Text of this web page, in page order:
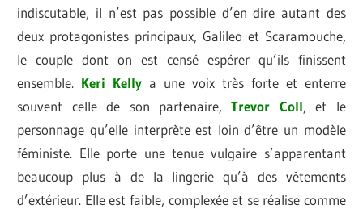
indiscutable, il n’est pas possible d’en dire autant des
deux protagonistes principaux, Galileo et Scaramouche,
le couple dont on est censé espérer qu’ils finissent
ensemble. Keri Kelly a une voix très forte et enterre
souvent celle de son partenaire,Trevor Coll, et le
personnage qu’elle interprète est loin d’être un modèle
féministe. Elle porte une tenue vulgaire s’apparentant
beaucoup plus à de la lingerie qu’à des vêtements
d’extérieur. Elle est faible, complexée et se réalise comme